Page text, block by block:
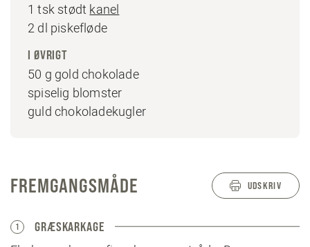
1 tsk stødt kanel
2 dl piskefløde
I ØVRIGT
50 g gold chokolade
spiselig blomster
guld chokoladekugler
FREMGANGSMÅDE UDSKRIV
1 GRÆSKARKAGE